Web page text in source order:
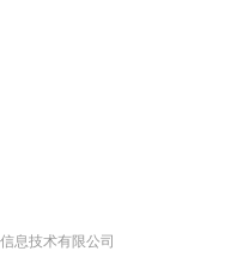
息技术有限公司